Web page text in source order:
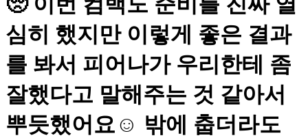
심히 했지만 이렇게 좋은 결과
를 봐서 피어나가 우리한테 좀
잘했다고 말해주는 것 같아서
뿌듯했어요☺️ 밖에 춥더라도